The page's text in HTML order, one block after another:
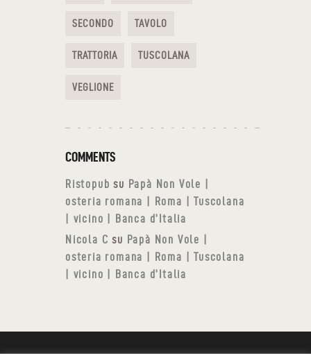
SECONDO TAVOLO
TRATTORIA TUSCOLANA
VEGLIONE
COMMENTS
Ristopub su Papà Non Vole |
osteria romana | Roma | Tuscolana
| vicino | Banca d’Italia
Nicola C su Papà Non Vole |
osteria romana | Roma | Tuscolana
| vicino | Banca d’Italia